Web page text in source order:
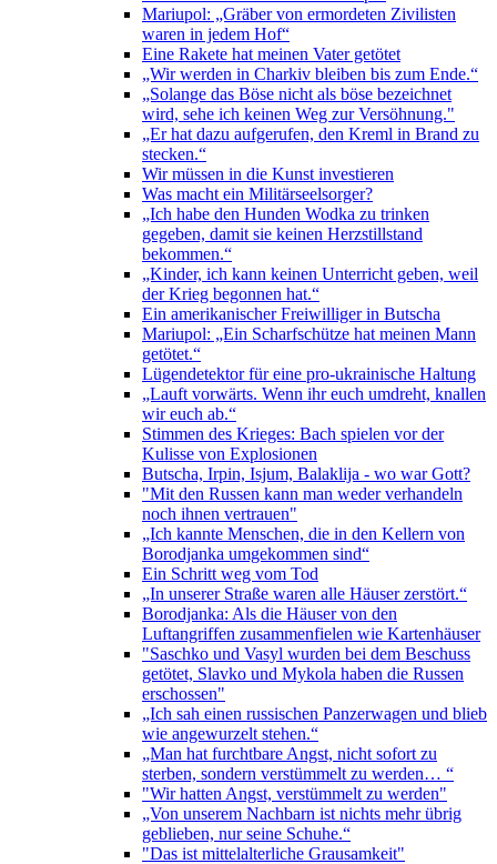
Mariupol: „Gräber von ermordeten Zivilisten
waren in jedem Hof“
Eine Rakete hat meinen Vater getötet
„Wir werden in Charkiv bleiben bis zum Ende.“
„Solange das Böse nicht als böse bezeichnet
wird, sehe ich keinen Weg zur Versöhnung."
„Er hat dazu aufgerufen, den Kreml in Brand zu
stecken.“
Wir müssen in die Kunst investieren
Was macht ein Militärseelsorger?
„Ich habe den Hunden Wodka zu trinken
gegeben, damit sie keinen Herzstillstand
bekommen.“
„Kinder, ich kann keinen Unterricht geben, weil
der Krieg begonnen hat.“
Ein amerikanischer Freiwilliger in Butscha
Mariupol: „Ein Scharfschütze hat meinen Mann
getötet.“
Lügendetektor für eine pro-ukrainische Haltung
„Lauft vorwärts. Wenn ihr euch umdreht, knallen
wir euch ab.“
Stimmen des Krieges: Bach spielen vor der
Kulisse von Explosionen
Butscha, Irpin, Isjum, Balaklija - wo war Gott?
"Mit den Russen kann man weder verhandeln
noch ihnen vertrauen"
„Ich kannte Menschen, die in den Kellern von
Borodjanka umgekommen sind“
Ein Schritt weg vom Tod
„In unserer Straße waren alle Häuser zerstört.“
Borodjanka: Als die Häuser von den
Luftangriffen zusammenfielen wie Kartenhäuser
"Saschko und Vasyl wurden bei dem Beschuss
getötet, Slavko und Mykola haben die Russen
erschossen"
„Ich sah einen russischen Panzerwagen und blieb
wie angewurzelt stehen.“
„Man hat furchtbare Angst, nicht sofort zu
sterben, sondern verstümmelt zu werden… “
"Wir hatten Angst, verstümmelt zu werden"
„Von unserem Nachbarn ist nichts mehr übrig
geblieben, nur seine Schuhe.“
"Das ist mittelalterliche Grausamkeit"